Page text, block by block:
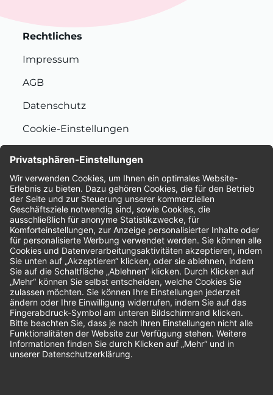
Rechtliches
Impressum
AGB
Datenschutz
Cookie-Einstellungen
Bewertungen